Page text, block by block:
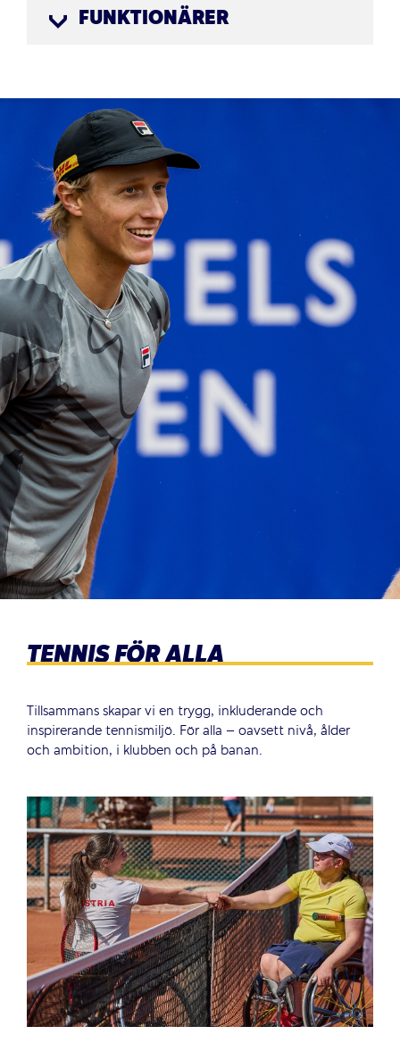
FUNKTIONÄRER
TENNIS FÖR ALLA
Tillsammans skapar vi en trygg, inkluderande och
inspirerande tennismiljö. För alla – oavsett nivå, ålder
och ambition, i klubben och på banan.